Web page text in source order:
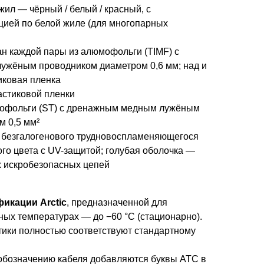
— чёрный / белый / красный, с
по белой жиле (для многопарных
каждой пары из алюмофольги (TIMF) с
проводником диаметром 0,6 мм; над и
пленка
пленки
(ST) с дренажным медным лужёным
0,5 мм²
трудновоспламеняющегося
цвета с UV-защитой; голубая оболочка —
цепей
Arctic, предназначенной для
температурах — до −60 °C (стационарно).
полностью соответствуют стандартному
кабеля добавляются буквы ATC в